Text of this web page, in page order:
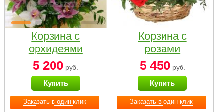
Заказать в один клик
Корзина с
орхидеями
малая
5 200 руб.
Купить
Заказать в один клик
Корзина с
розами
«Красный
Париж»
5 450руб.
Купить